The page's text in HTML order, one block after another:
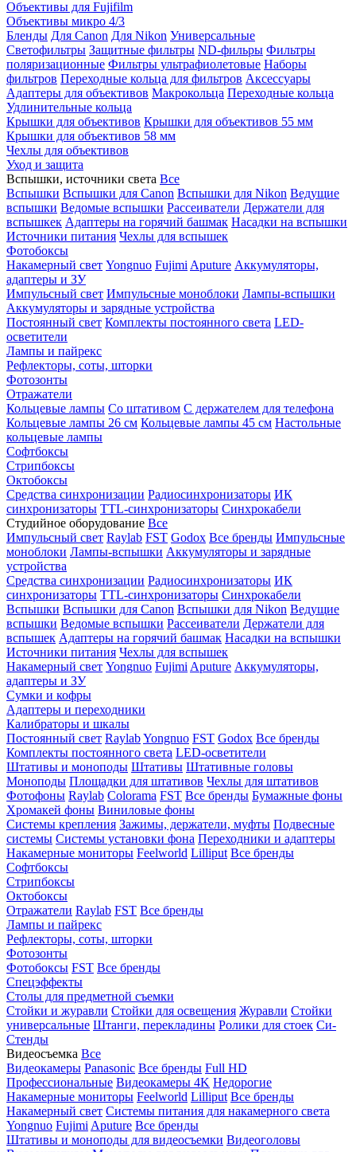
Объективы для Fujifilm
Объективы микро 4/3
Бленды Для Canon Для Nikon Универсальные
Светофильтры Защитные фильтры ND-фильры Фильтры
поляризационные Фильтры ультрафиолетовые Наборы
фильтров Переходные кольца для фильтров Аксессуары
Адаптеры для объективов Макрокольца Переходные кольца
Удлинительные кольца
Крышки для объективов Крышки для объективов 55 мм
Крышки для объективов 58 мм
Чехлы для объективов
Уход и защита
Вспышки, источники света Все
Вспышки Вспышки для Canon Вспышки для Nikon Ведущие
вспышки Ведомые вспышки Рассеиватели Держатели для
вспышкек Адаптеры на горячий башмак Насадки на вспышки
Источники питания Чехлы для вспышек
Фотобоксы
Накамерный свет Yongnuo Fujimi Aputure Аккумуляторы,
адаптеры и ЗУ
Импульсный свет Импульсные моноблоки Лампы-вспышки
Аккумуляторы и зарядные устройства
Постоянный свет Комплекты постоянного света LED-
осветители
Лампы и пайрекс
Рефлекторы, соты, шторки
Фотозонты
Отражатели
Кольцевые лампы Со штативом С держателем для телефона
Кольцевые лампы 26 см Кольцевые лампы 45 см Настольные
кольцевые лампы
Софтбоксы
Стрипбоксы
Октобоксы
Средства синхронизации Радиосинхронизаторы ИК
синхронизаторы TTL-синхронизаторы Синхрокабели
Студийное оборудование Все
Импульсный свет Raylab FST Godox Все бренды Импульсные
моноблоки Лампы-вспышки Аккумуляторы и зарядные
устройства
Средства синхронизации Радиосинхронизаторы ИК
синхронизаторы TTL-синхронизаторы Синхрокабели
Вспышки Вспышки для Canon Вспышки для Nikon Ведущие
вспышки Ведомые вспышки Рассеиватели Держатели для
вспышек Адаптеры на горячий башмак Насадки на вспышки
Источники питания Чехлы для вспышек
Накамерный свет Yongnuo Fujimi Aputure Аккумуляторы,
адаптеры и ЗУ
Сумки и кофры
Адаптеры и переходники
Калибраторы и шкалы
Постоянный свет RaylabYongnuo FST Godox Все бренды
Комплекты постоянного света LED-осветители
Штативы и моноподы Штативы Штативные головы
Моноподы Площадки для штативов Чехлы для штативов
Фотофоны Raylab Colorama FST Все бренды Бумажные фоны
Хромакей фоны Виниловые фоны
Системы крепления Зажимы, держатели, муфты Подвесные
системы Системы установки фона Переходники и адаптеры
Накамерные мониторы Feelworld Lilliput Все бренды
Софтбоксы
Стрипбоксы
Октобоксы
Отражатели Raylab FST Все бренды
Лампы и пайрекс
Рефлекторы, соты, шторки
Фотозонты
Фотобоксы FST Все бренды
Спецэффекты
Столы для предметной съемки
Стойки и журавли Стойки для освещения Журавли Стойки
универсальные Штанги, перекладины Ролики для стоек Си-
Стенды
Видеосъемка Все
Видеокамеры Panasonic Все бренды Full HD
Профессиональные Видеокамеры 4K Недорогие
Накамерные мониторы Feelworld Lilliput Все бренды
Накамерный свет Системы питания для накамерного света
Yongnuo Fujimi Aputure Все бренды
Штативы и моноподы для видеосъемки Видеоголовы